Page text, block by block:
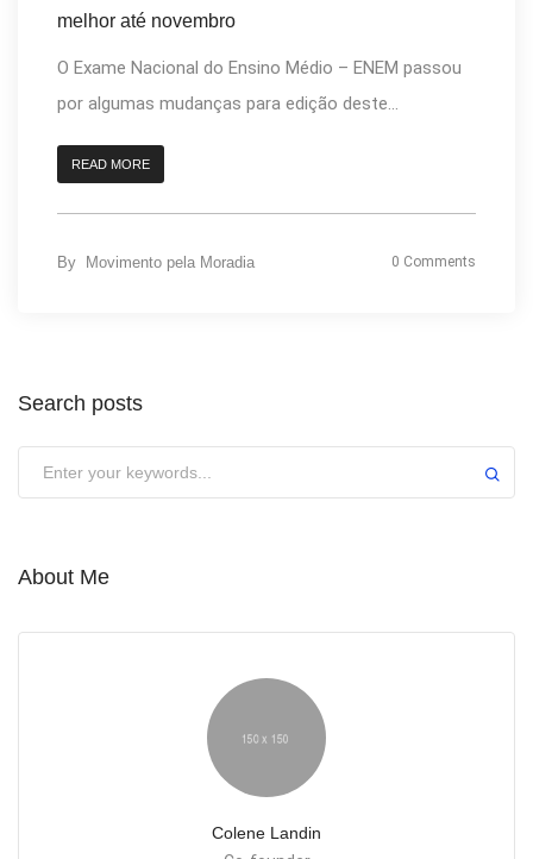
melhor até novembro
O Exame Nacional do Ensino Médio – ENEM passou
por algumas mudanças para edição deste...
READ MORE
By Movimento pela Moradia 0 Comments
Search posts
About Me
Colene Landin